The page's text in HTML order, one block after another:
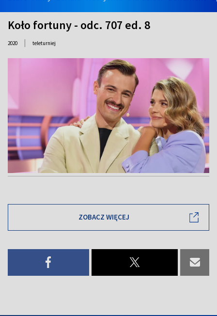
Koło fortuny - odc. 707 ed. 8
2020 | teleturniej
ZOBACZ WIĘCEJ